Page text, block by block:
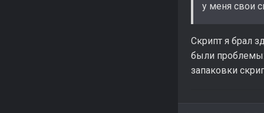
у меня свои
Скрипт я брал
были
запаковки